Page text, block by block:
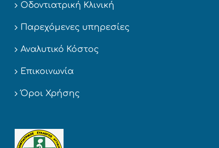
Οδοντιατρική Κλινική
Παρεχόμενες υπηρεσίες
Αναλυτικό Κόστος
Επικοινωνία
Όροι Χρήσης